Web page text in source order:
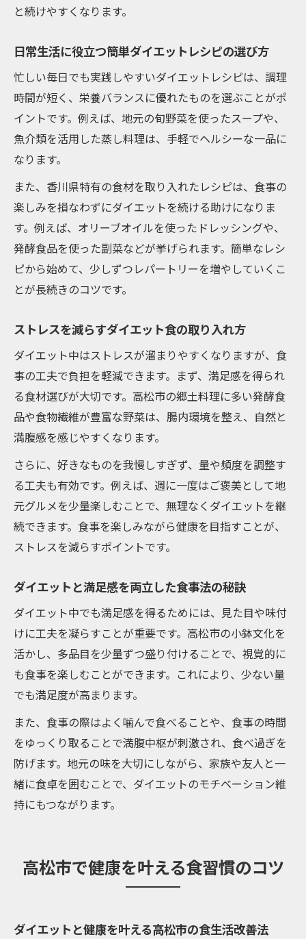
と続けやすくなります。
日常生活に役立つ簡単ダイエットレシピの選び方
忙しい毎日でも実践しやすいダイエットレシピは、調理
時間が短く、栄養バランスに優れたものを選ぶことがポ
イントです。例えば、地元の旬野菜を使ったスープや、
魚介類を活用した蒸し料理は、手軽でヘルシーな一品に
なります。
また、香川県特有の食材を取り入れたレシピは、食事の
楽しみを損なわずにダイエットを続ける助けになりま
す。例えば、オリーブオイルを使ったドレッシングや、
発酵食品を使った副菜などが挙げられます。簡単なレシ
ピから始めて、少しずつレパートリーを増やしていくこ
とが長続きのコツです。
ストレスを減らすダイエット食の取り入れ方
ダイエット中はストレスが溜まりやすくなりますが、食
事の工夫で負担を軽減できます。まず、満足感を得られ
る食材選びが大切です。高松市の郷土料理に多い発酵食
品や食物繊維が豊富な野菜は、腸内環境を整え、自然と
満腹感を感じやすくなります。
さらに、好きなものを我慢しすぎず、量や頻度を調整す
る工夫も有効です。例えば、週に一度はご褒美として地
元グルメを少量楽しむことで、無理なくダイエットを継
続できます。食事を楽しみながら健康を目指すことが、
ストレスを減らすポイントです。
ダイエットと満足感を両立した食事法の秘訣
ダイエット中でも満足感を得るためには、見た目や味付
けに工夫を凝らすことが重要です。高松市の小鉢文化を
活かし、多品目を少量ずつ盛り付けることで、視覚的に
も食事を楽しむことができます。これにより、少ない量
でも満足度が高まります。
また、食事の際はよく噛んで食べることや、食事の時間
をゆっくり取ることで満腹中枢が刺激され、食べ過ぎを
防げます。地元の味を大切にしながら、家族や友人と一
緒に食卓を囲むことで、ダイエットのモチベーション維
持にもつながります。
高松市で健康を叶える食習慣のコツ
ダイエットと健康を叶える高松市の食生活改善法